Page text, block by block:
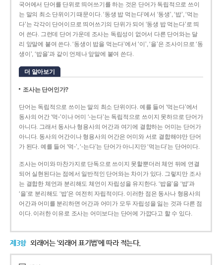
국어에서 단어를 단위로 띄어쓰기를 하는 것은 단어가 독립적으로 쓰이
는 말의 최소 단위이기 때문이다. ‘동생 밥 먹는다’에서 ‘동생’, ‘밥’, ‘먹는
다’는 각각이 단어이므로 띄어쓰기의 단위가 되어 ‘동생 밥 먹는다’로 띄
어 쓴다. 그런데 단어 가운데 조사는 독립성이 없어서 다른 단어와는 달
리 앞말에 붙여 쓴다. ‘동생이 밥을 먹는다’에서 ‘이’, ‘을’은 조사이므로 ‘동
생이’, ‘밥을’과 같이 언제나 앞말에 붙여 쓴다.
더 알아보기
조사는 단어인가?
단어는 독립적으로 쓰이는 말의 최소 단위이다. 예를 들어 ‘먹는다’에서
동사의 어간 ‘먹-­’이나 어미 ‘­-는다’는 독립적으로 쓰이지 못하므로 단어가
아니다. 그래서 동사나 형용사의 어간과 여기에 결합하는 어미는 단어가
아니다. 동사의 어간이나 형용사의 어간은 어미와 서로 결합해야만 단어
가 된다. 예를 들어 ‘먹-’, ‘-는다’는 단어가 아니지만 ‘먹는다’는 단어이다.
조사는 어미와 마찬가지로 단독으로 쓰이지 못할뿐더러 체언 뒤에 연결
되어 실현된다는 점에서 일반적인 단어와는 차이가 있다. 그렇지만 조사
는 결합한 체언과 분리해도 체언이 자립성을 유지한다. ‘밥을’을 ‘밥’과
‘을’로 분리해도 ‘밥’은 여전히 자립적이다. 이러한 점은 동사나 형용사의
어간과 어미를 분리하면 어간과 어미가 모두 자립성을 잃는 것과 다른 점
이다. 이러한 이유로 조사는 어미보다는 단어에 가깝다고 할 수 있다.
제3항 외래어는 ‘외래어 표기법’에 따라 적는다.